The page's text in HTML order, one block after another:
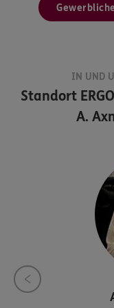
IN UND
Standort
A.